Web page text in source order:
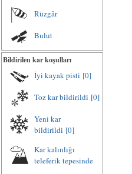
Rüzgâr
Bulut
Bildirilen kar koşulları
İyi kayak pisti [0]
Toz kar bildirildi [0]
Yeni kar
bildirildi [0]
Kar kalınlığı
teleferik tepesinde